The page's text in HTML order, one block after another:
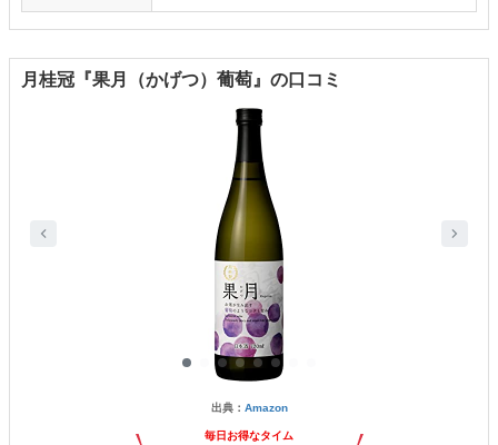
月桂冠『果月（かげつ）葡萄』の口コミ
出典： Amazon
毎日お得なタイム